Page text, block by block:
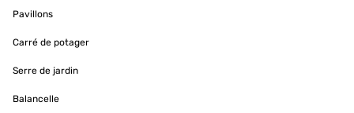
Pavillons
Carré de potager
Serre de jardin
Balancelle